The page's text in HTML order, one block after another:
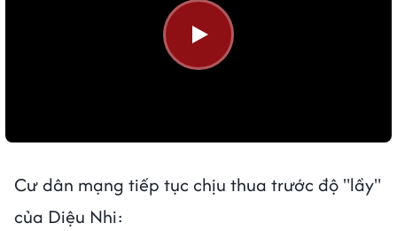
Cư dân mạng tiếp tục chịu thua trước độ "lầy"
của Diệu Nhi: